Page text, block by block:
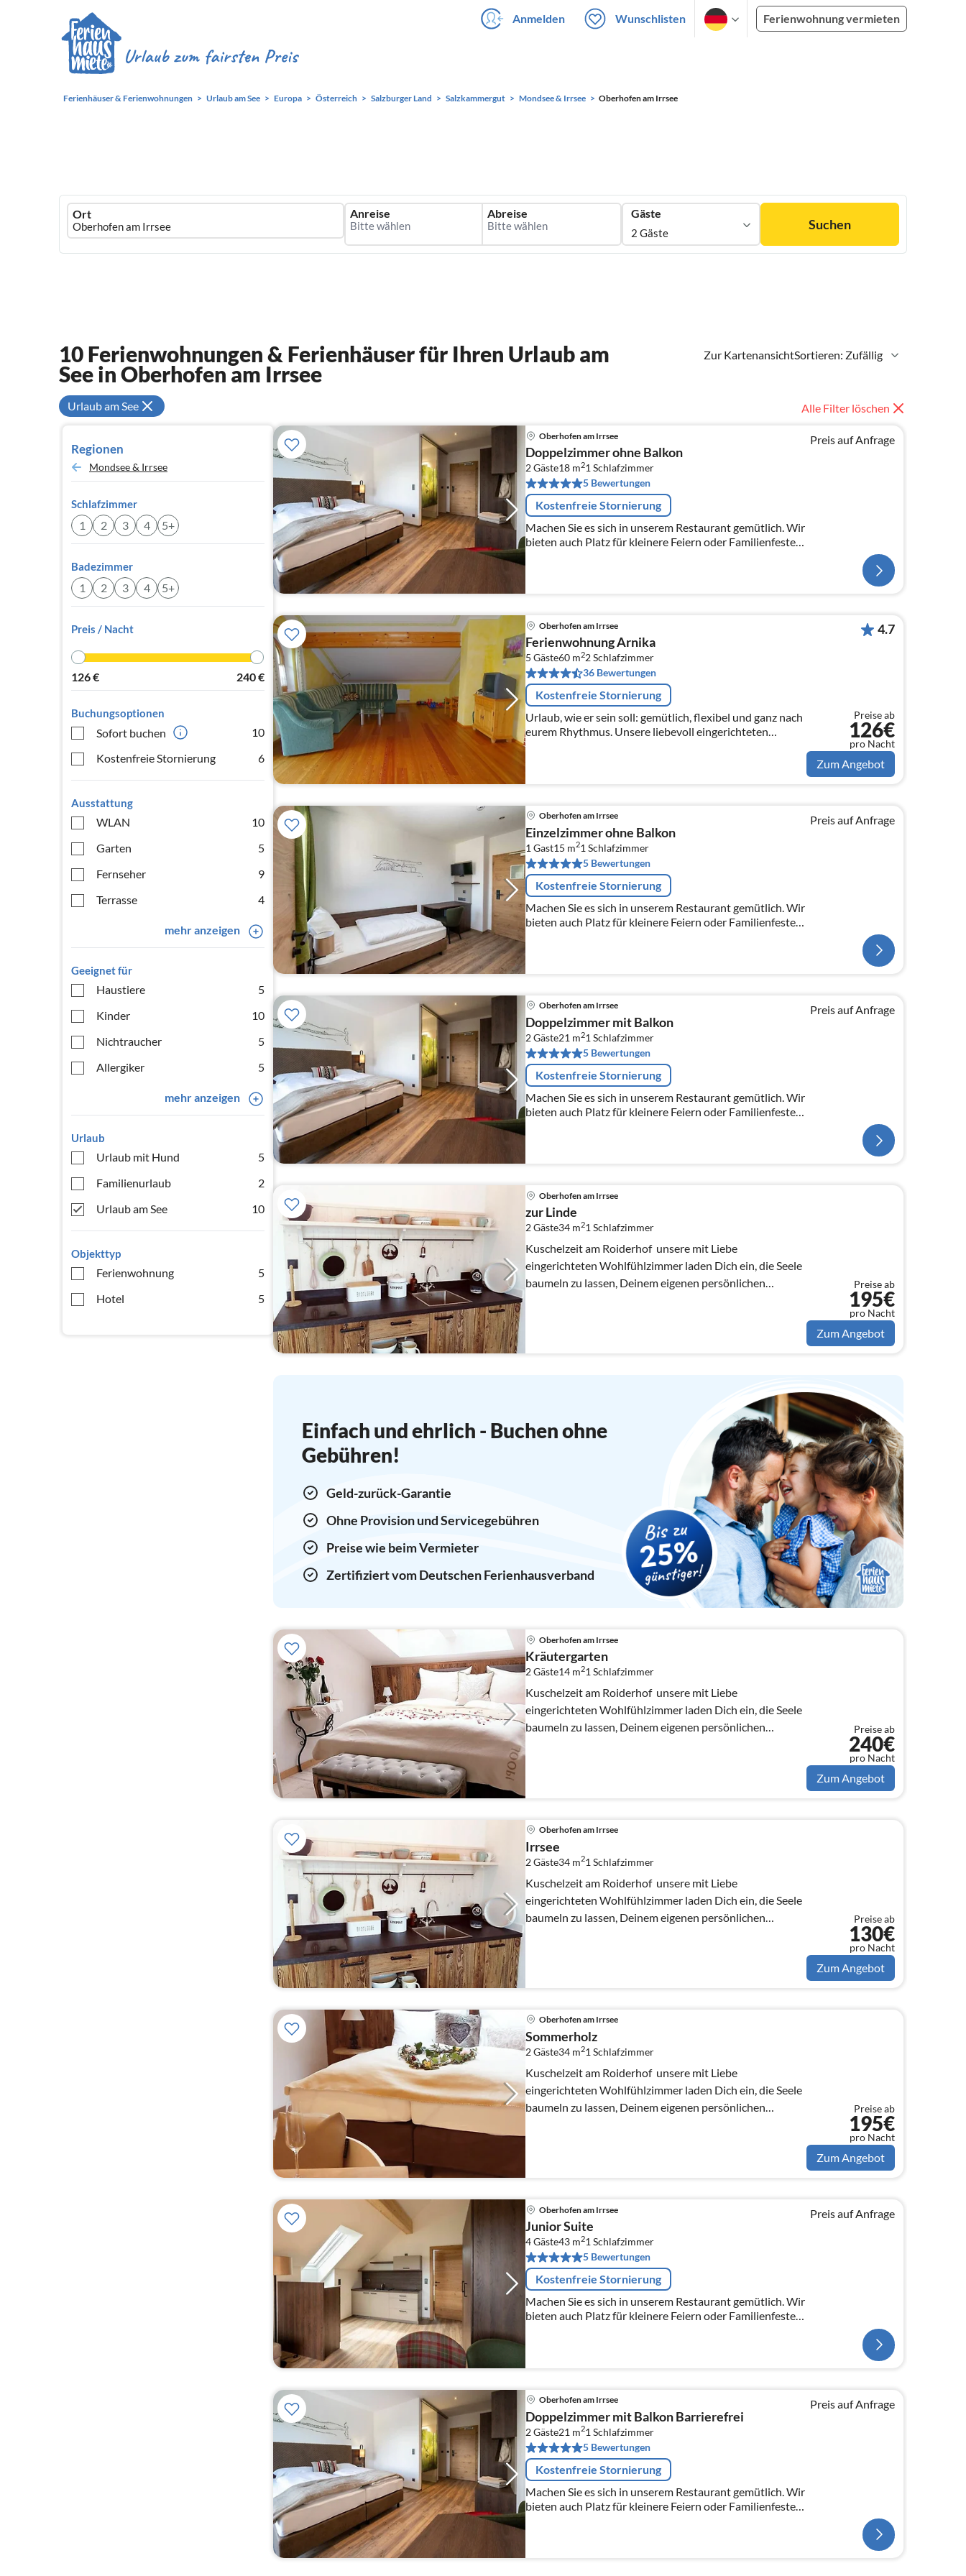
Anmelden Wunschlisten Ferienwohnung vermieten
Ferienhäuser & Ferienwohnungen Urlaub am See Europa Österreich Salzburger Land Salzkammergut Mondsee & Irrsee Oberhofen am Irrsee
Ferienhausmiete
logo
Ort Anreise Abreise Gäste
2 Gäste
Suchen
Zur KartenansichtSortieren: Zufällig
10 Ferienwohnungen & Ferienhäuser für Ihren Urlaub am
See in Oberhofen am Irrsee
Urlaub am See Alle Filter löschen
Regionen
Mondsee & Irrsee
Schlafzimmer
1 2 3 4 5+
Badezimmer
1 2 3 4 5+
Preis / Nacht
126€ 240€
Buchungsoptionen
Sofort buchen
10
Kostenfreie Stornierung
6
Ausstattung
WLAN
10
Garten
5
Fernseher
9
Terrasse
4
mehr anzeigen
Geeignet für
Haustiere
5
Kinder
10
Nichtraucher
5
Allergiker
5
mehr anzeigen
Urlaub
Urlaub mit Hund
5
Familienurlaub
2
Urlaub am See
10
Objekttyp
Ferienwohnung
5
Hotel
5
Oberhofen am Irrsee
Doppelzimmer ohne Balkon
2 Gäste18 m21 Schlafzimmer
5 Bewertungen
Kostenfreie Stornierung
Machen Sie es sich in unserem Restaurant gemütlich. Wir
bieten auch Platz für kleinere Feiern oder Familienfeste
für bis zu 60 Personen.
Preis auf Anfrage
Oberhofen am Irrsee
Ferienwohnung Arnika
5 Gäste60 m22Schlafzimmer
36 Bewertungen
Kostenfreie Stornierung
Urlaub, wie er sein soll: gemütlich, flexibel und ganz nach
eurem Rhythmus. Unsere liebevoll eingerichteten
Ferienwohnungen bieten euch den perfekten
4.7
Preise ab
126€
pro Nacht
Zum Angebot
Oberhofen am Irrsee
Einzelzimmer ohne Balkon
1 Gast15 m21 Schlafzimmer
5 Bewertungen
Kostenfreie Stornierung
Machen Sie es sich in unserem Restaurant gemütlich. Wir
bieten auch Platz für kleinere Feiern oder Familienfeste
Preis auf Anfrage
Oberhofen am Irrsee
Doppelzimmer mit Balkon
2 Gäste21 m21 Schlafzimmer
5 Bewertungen
Kostenfreie Stornierung
Machen Sie es sich in unserem Restaurant gemütlich. Wir
bieten auch Platz für kleinere Feiern oder Familienfeste
für bis zu 60 Personen.
Preis auf Anfrage
Oberhofen am Irrsee
zur Linde
2 Gäste34 m21 Schlafzimmer
Kuschelzeit am Roiderhof  unsere mit Liebe
eingerichteten Wohlfühlzimmer laden Dich ein, die Seele
baumeln zu lassen, Deinem eigenen persönlichen
Preise ab
195€
pro Nacht
Zum Angebot
Einfach und ehrlich - Buchen ohne
Gebühren!
Geld-zurück-Garantie
Ohne Provision und Servicegebühren
Preise wie beim Vermieter
Zertifiziert vom Deutschen Ferienhausverband
Oberhofen am Irrsee
Kräutergarten
2 Gäste14 m21Schlafzimmer
Kuschelzeit am Roiderhof  unsere mit Liebe
eingerichteten Wohlfühlzimmer laden Dich ein, die Seele
baumeln zu lassen, Deinem eigenen persönlichen
Wohlfühlrhythmus nachzugehen,...
Preise ab
240€
pro Nacht
Zum Angebot
Oberhofen am Irrsee
Irrsee
2 Gäste34 m21 Schlafzimmer
Kuschelzeit am Roiderhof  unsere mit Liebe
eingerichteten Wohlfühlzimmer laden Dich ein, die Seele
baumeln zu lassen, Deinem eigenen persönlichen
Preise ab
130€
pro Nacht
Zum Angebot
Oberhofen am Irrsee
Sommerholz
2 Gäste34 m21 Schlafzimmer
Kuschelzeit am Roiderhof  unsere mit Liebe
eingerichteten Wohlfühlzimmer laden Dich ein, die Seele
baumeln zu lassen, Deinem eigenen persönlichen
Preise ab
195€
pro Nacht
Zum Angebot
Oberhofen am Irrsee
Junior Suite
4 Gäste43 m21 Schlafzimmer
5 Bewertungen
Kostenfreie Stornierung
Machen Sie es sich in unserem Restaurant gemütlich. Wir
bieten auch Platz für kleinere Feiern oder Familienfeste
Preis auf Anfrage
Oberhofen am Irrsee
Doppelzimmer mit Balkon Barrierefrei
2 Gäste21 m21 Schlafzimmer
5 Bewertungen
Kostenfreie Stornierung
Machen Sie es sich in unserem Restaurant gemütlich. Wir
bieten auch Platz für kleinere Feiern oder Familienfeste
für bis zu 60 Personen.
Preis auf Anfrage